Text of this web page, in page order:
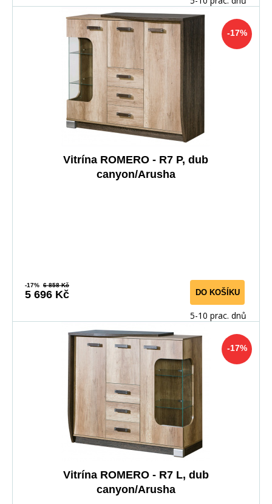
-17%
Vitrína ROMERO - R7 P, dub
canyon/Arusha
-17% 6 858 Kč
5 696 Kč DO KOŠÍKU
5-10 prac. dnů
-17%
Vitrína ROMERO - R7 L, dub
canyon/Arusha